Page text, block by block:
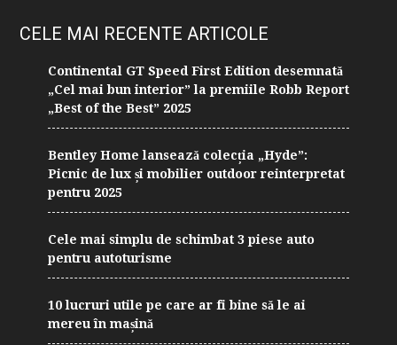
CELE MAI RECENTE ARTICOLE
Continental GT Speed First Edition desemnată
„Cel mai bun interior” la premiile Robb Report
„Best of the Best” 2025
Bentley Home lansează colecția „Hyde”:
Picnic de lux și mobilier outdoor reinterpretat
pentru 2025
Cele mai simplu de schimbat 3 piese auto
pentru autoturisme
10 lucruri utile pe care ar fi bine să le ai
mereu în mașină